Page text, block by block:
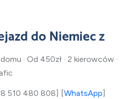
do Niemiec z
· Od 450zł · 2 kierowców ·
510 480 808] [ WhatsApp